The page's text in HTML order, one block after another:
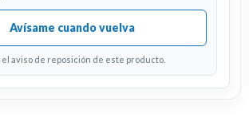
Avísame cuando vuelva
el aviso de reposición de este producto.